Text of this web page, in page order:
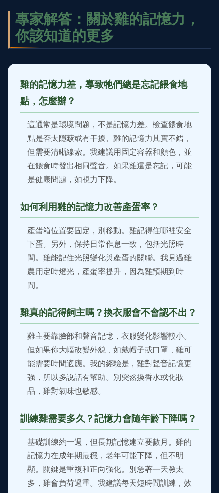
專家解答：關於雞的記憶力，
你該知道的更多
雞的記憶力差，導致牠們總是忘記餵食地
點，怎麼辦？
這通常是環境問題，不是記憶力差。檢查餵食地
點是否太隱蔽或有干擾。雞的記憶力其實不錯，
但需要清晰線索。我建議用固定容器和顏色，並
在餵食時發出相同聲音。如果雞還是忘記，可能
是健康問題，如視力下降。
如何利用雞的記憶力改善產蛋率？
產蛋箱位置要固定，別移動。雞記得住哪裡安全
下蛋。另外，保持日常作息一致，包括光照時
間。雞能記住光照變化與產蛋的關聯。我見過雞
農用定時燈光，產蛋率提升，因為雞預期到時
間。
雞真的記得飼主嗎？換衣服會不會認不出？
雞主要靠臉部和聲音記憶，衣服變化影響較小。
但如果你大幅改變外貌，如戴帽子或口罩，雞可
能需要時間適應。我的經驗是，雞對聲音記憶更
強，所以多說話有幫助。別突然換香水或化妝
品，雞對氣味也敏感。
訓練雞需要多久？記憶力會隨年齡下降嗎？
基礎訓練約一週，但長期記憶建立要數月。雞的
記憶力在成年期最穩，老年可能下降，但不明
顯。關鍵是重複和正向強化。別急著一天教太
多，雞會負荷過重。我建議每天短時間訓練，效